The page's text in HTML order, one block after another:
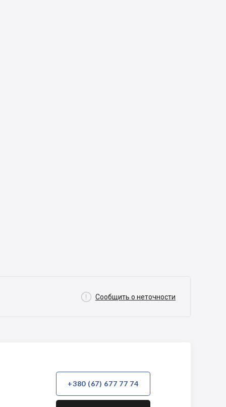
 Сообщить о неточности
+380 (67) 677 77 74